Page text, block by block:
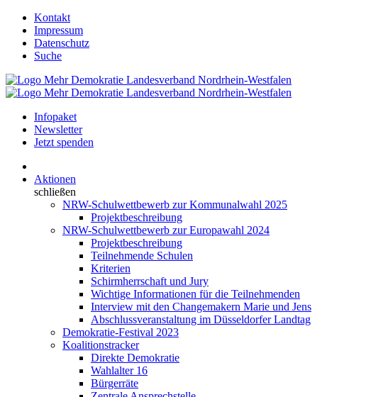
Kontakt
Impressum
Datenschutz
Suche
Infopaket
Newsletter
Jetzt spenden
Aktionen
schließen
NRW-Schulwettbewerb zur Kommunalwahl 2025
Projektbeschreibung
NRW-Schulwettbewerb zur Europawahl 2024
Projektbeschreibung
Teilnehmende Schulen
Kriterien
Schirmherrschaft und Jury
Wichtige Informationen für die Teilnehmenden
Interview mit den Changemakern Marie und Jens
Abschlussveranstaltung im Düsseldorfer Landtag
Demokratie-Festival 2023
Koalitionstracker
Direkte Demokratie
Wahlalter 16
Bürgerräte